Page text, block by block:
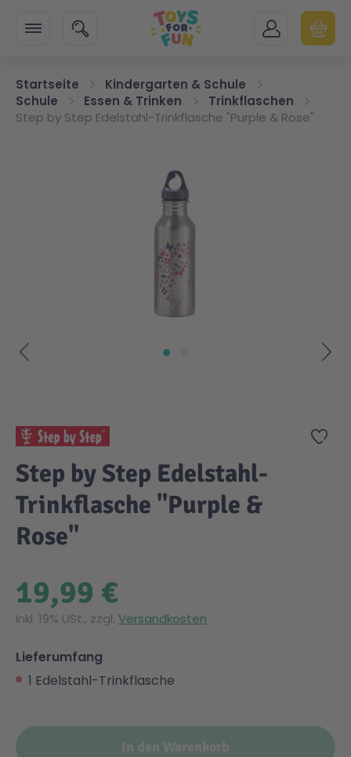
SUCHE MEIN KONTO
Startseite
Kindergarten & Schule
Schule
Essen & Trinken
Trinkflaschen
Step by Step Edelstahl-Trinkflasche "Purple & Rose"
Zum Ende der Bildgalerie springen
Zur
Step by Step Edelstahl-
Trinkflasche "Purple &
Rose"
19,99 €
Inkl. 19% USt., zzgl. Versandkosten
Lieferumfang
1 Edelstahl-Trinkflasche
In den Warenkorb